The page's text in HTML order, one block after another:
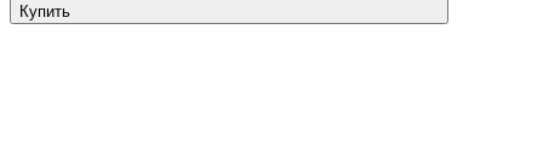
Купить